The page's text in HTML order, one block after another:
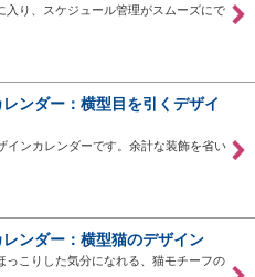
入り、スケジュール管理がスムーズにで
ンダー：横型目を引くデザイ
インカレンダーです。余計な装飾を省い
ンダー：横型猫のデザイン
っこりした気分になれる、猫モチーフの